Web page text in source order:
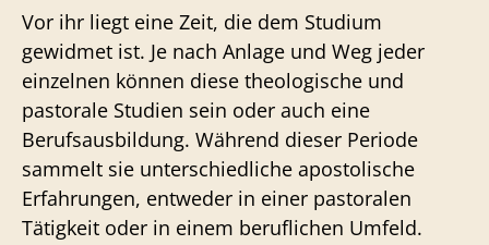
Vor ihr liegt eine Zeit, die dem Studium
gewidmet ist. Je nach Anlage und Weg jeder
einzelnen können diese theologische und
pastorale Studien sein oder auch eine
Berufsausbildung. Während dieser Periode
sammelt sie unterschiedliche apostolische
Erfahrungen, entweder in einer pastoralen
Tätigkeit oder in einem beruflichen Umfeld.